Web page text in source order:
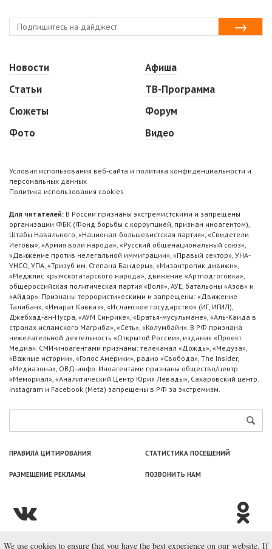
Новости
Статьи
Сюжеты
Фото
Афиша
ТВ-Программа
Форум
Видео
Условия использования веб-сайта и политика конфиденциальности и
персональных данных
Политика использования cookies
Для читателей: В России признаны экстремистскими и запрещены
организации ФБК (Фонд борьбы с коррупцией, признан иноагентом),
Штабы Навального, «Национал-большевистская партия», «Свидетели
Иеговы», «Армия воли народа», «Русский общенациональный союз»,
«Движение против нелегальной иммиграции», «Правый сектор», УНА-
УНСО, УПА, «Тризуб им. Степана Бандеры», «Мизантропик дивижн»,
«Меджлис крымскотатарского народа», движение «Артподготовка»,
общероссийская политическая партия «Воля», АУЕ, батальоны «Азов» и
«Айдар». Признаны террористическими и запрещены: «Движение
Талибан», «Имарат Кавказ», «Исламское государство» (ИГ, ИГИЛ),
Джебхад-ан-Нусра, «АУМ Синрике», «Братья-мусульмане», «Аль-Каида в
странах исламского Магриба», «Сеть», «Колумбайн». В РФ признана
нежелательной деятельность «Открытой России», издания «Проект
Медиа». СМИ-иноагентами признаны: телеканал «Дождь», «Медуза»,
«Важные истории», «Голос Америки», радио «Свобода», The Insider,
«Медиазона», ОВД-инфо. Иноагентами признаны общество/центр
«Мемориал», «Аналитический Центр Юрия Левады», Сахаровский центр.
Instagram и Facebook (Metа) запрещены в РФ за экстремизм.
ПРАВИЛА ЦИТИРОВАНИЯ СТАТИСТИКА ПОСЕЩЕНИЙ
РАЗМЕЩЕНИЕ РЕКЛАМЫ ПОЗВОНИТЬ НАМ
© ООО «Лаборатория Новоcтей», 2003—2026.
We use cookies to ensure that you have the best experience on our website. If